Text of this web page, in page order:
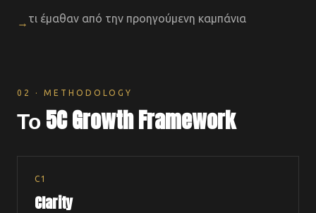
→ τι έμαθαν από την προηγούμενη καμπάνια
02 · METHODOLOGY
Το 5C Growth Framework
C1
Clarity